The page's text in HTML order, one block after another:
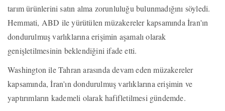
tarım ürünlerini satın alma zorunluluğu bulunmadığını söyledi.
Hemmati, ABD ile yürütülen müzakereler kapsamında İran'ın
dondurulmuş varlıklarına erişimin aşamalı olarak
genişletilmesinin beklendiğini ifade etti.
Washington ile Tahran arasında devam eden müzakereler
kapsamında, İran'ın dondurulmuş varlıklarına erişimin ve
yaptırımların kademeli olarak hafifletilmesi gündemde.